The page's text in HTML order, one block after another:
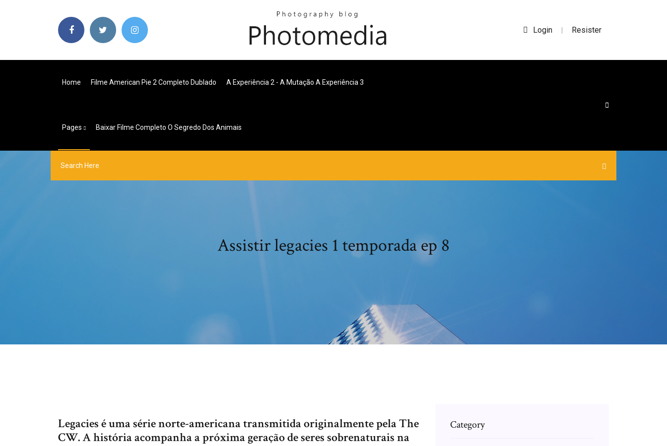
Login | Resister
Home Filme American Pie 2 Completo Dublado A Experiência 2 - A Mutação A Experiência 3
Pages Baixar Filme Completo O Segredo Dos Animais
Assistir legacies 1 temporada ep 8
Legacies é uma série norte-americana transmitida originalmente pela The
CW. A história acompanha a próxima geração de seres sobrenaturais na
Category